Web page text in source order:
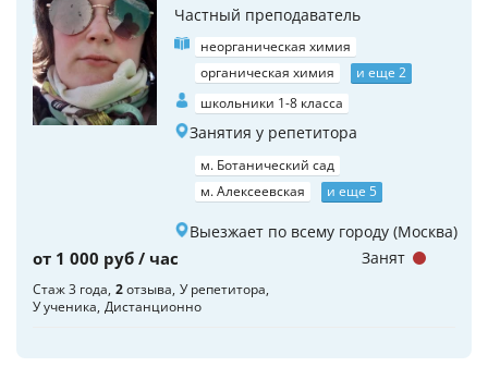
Частный преподаватель
неорганическая химия
органическая химия
и еще 2
школьники 1-8 класса
Занятия у репетитора
м. Ботанический сад
м. Алексеевская
и еще 5
Выезжает по всему городу (Москва)
от 1 000 руб / час
Стаж 3 года 2отзыва У репетитора
У ученика Дистанционно
Занят